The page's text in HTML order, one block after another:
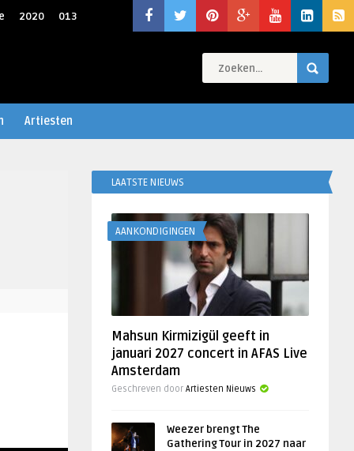
2020 013
Artiesten
LAATSTE NIEUWS
AANKONDIGINGEN
Mahsun Kirmizigül geeft in
januari 2027 concert in AFAS Live
Amsterdam
Geschreven door Artiesten Nieuws
Weezer brengt The
Gathering Tour in 2027 naar